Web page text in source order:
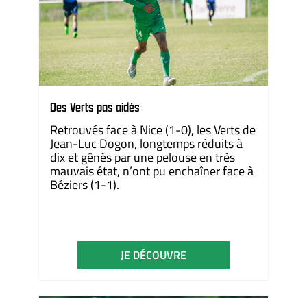
Des Verts pas aidés
Retrouvés face à Nice (1-0), les Verts de
Jean-Luc Dogon, longtemps réduits à
dix et gênés par une pelouse en très
mauvais état, n’ont pu enchaîner face à
Béziers (1-1).
JE DÉCOUVRE